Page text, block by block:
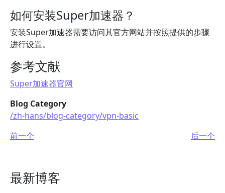
如何安装Super加速器？
安装Super加速器需要访问其官方网站并按照提供的步骤
进行设置。
参考文献
Super加速器官网
Blog Category
/zh-hans/blog-category/vpn-basic
前一个
后一个
最新博客